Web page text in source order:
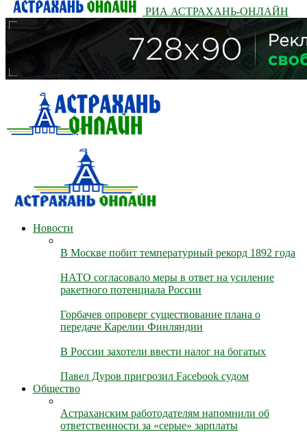
РИА АСТРАХАНЬ-ОНЛАЙН
Новости
В Москве побит температурный рекорд 1892 года
НАТО согласовало меры в ответ на усиление
ракетного потенциала России
Горбачев опроверг существование плана о
передаче Карелии Финляндии
В России захотели ввести налог на богатых
Павел Дуров пригрозил Facebook судом
Общество
Астраханским работодателям напомнили об
ответственности за «серые» зарплаты